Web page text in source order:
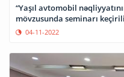
“Yaşıl avtomobil
mövzusunda seminarı
04-11-2022